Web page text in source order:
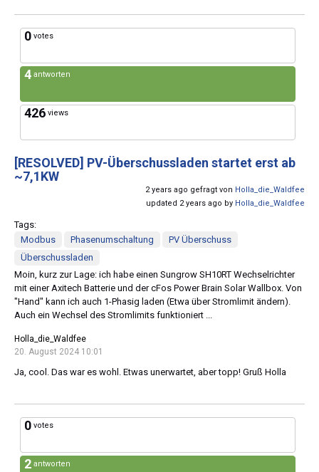
0 votes
4 antworten
426 views
[RESOLVED] PV-Überschussladen startet erst ab
~7,1KW
2 years ago gefragt von Holla_die_Waldfee
updated 2 years ago by Holla_die_Waldfee
Tags:
Modbus
Phasenumschaltung
PV Überschuss
Überschussladen
Moin, kurz zur Lage: ich habe einen Sungrow SH10RT Wechselrichter
mit einer Axitech Batterie und der cFos Power Brain Solar Wallbox. Von
"Hand" kann ich auch 1-Phasig laden (Etwa über Stromlimit ändern).
Auch ein Wechsel des Stromlimits funktioniert ...
Holla_die_Waldfee
20. August 2024 10:01
Ja, cool. Das war es wohl. Etwas unerwartet, aber topp! Gruß Holla
0 votes
2 antworten